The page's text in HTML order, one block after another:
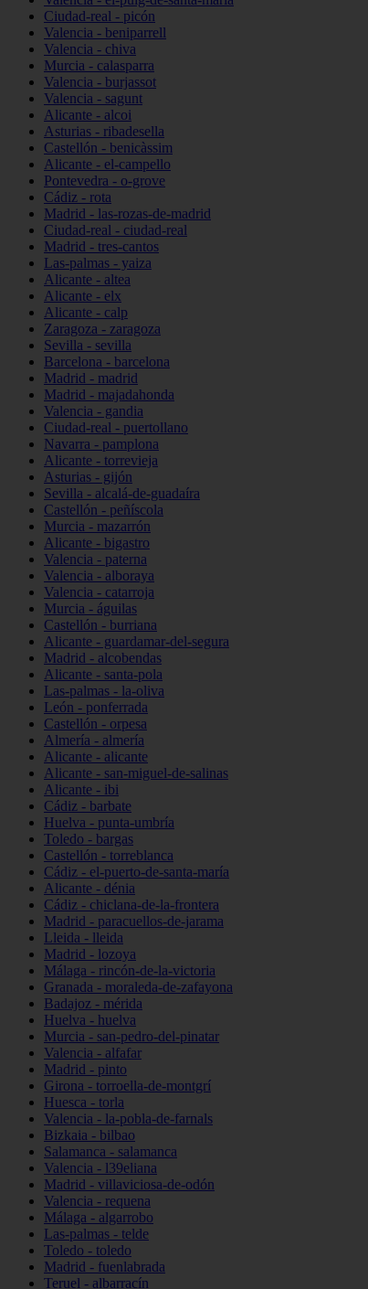
Ciudad-real - picón
Valencia - beniparrell
Valencia - chiva
Murcia - calasparra
Valencia - burjassot
Valencia - sagunt
Alicante - alcoi
Asturias - ribadesella
Castellón - benicàssim
Alicante - el-campello
Pontevedra - o-grove
Cádiz - rota
Madrid - las-rozas-de-madrid
Ciudad-real - ciudad-real
Madrid - tres-cantos
Las-palmas - yaiza
Alicante - altea
Alicante - elx
Alicante - calp
Zaragoza - zaragoza
Sevilla - sevilla
Barcelona - barcelona
Madrid - madrid
Madrid - majadahonda
Valencia - gandia
Ciudad-real - puertollano
Navarra - pamplona
Alicante - torrevieja
Asturias - gijón
Sevilla - alcalá-de-guadaíra
Castellón - peñíscola
Murcia - mazarrón
Alicante - bigastro
Valencia - paterna
Valencia - alboraya
Valencia - catarroja
Murcia - águilas
Castellón - burriana
Alicante - guardamar-del-segura
Madrid - alcobendas
Alicante - santa-pola
Las-palmas - la-oliva
León - ponferrada
Castellón - orpesa
Almería - almería
Alicante - alicante
Alicante - san-miguel-de-salinas
Alicante - ibi
Cádiz - barbate
Huelva - punta-umbría
Toledo - bargas
Castellón - torreblanca
Cádiz - el-puerto-de-santa-maría
Alicante - dénia
Cádiz - chiclana-de-la-frontera
Madrid - paracuellos-de-jarama
Lleida - lleida
Madrid - lozoya
Málaga - rincón-de-la-victoria
Granada - moraleda-de-zafayona
Badajoz - mérida
Huelva - huelva
Murcia - san-pedro-del-pinatar
Valencia - alfafar
Madrid - pinto
Girona - torroella-de-montgrí
Huesca - torla
Valencia - la-pobla-de-farnals
Bizkaia - bilbao
Salamanca - salamanca
Valencia - l39eliana
Madrid - villaviciosa-de-odón
Valencia - requena
Málaga - algarrobo
Las-palmas - telde
Toledo - toledo
Madrid - fuenlabrada
Teruel - albarracín